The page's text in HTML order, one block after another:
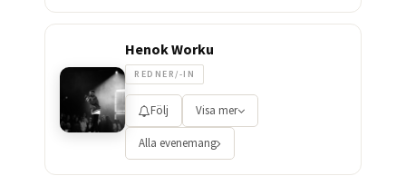
Henok Worku
REDNER/-IN
Följ Visa mer
Alla evenemang